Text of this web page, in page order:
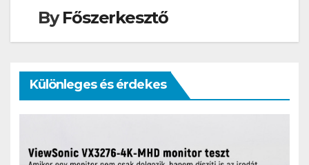
ByFőszerkesztő
Különleges és érdekes